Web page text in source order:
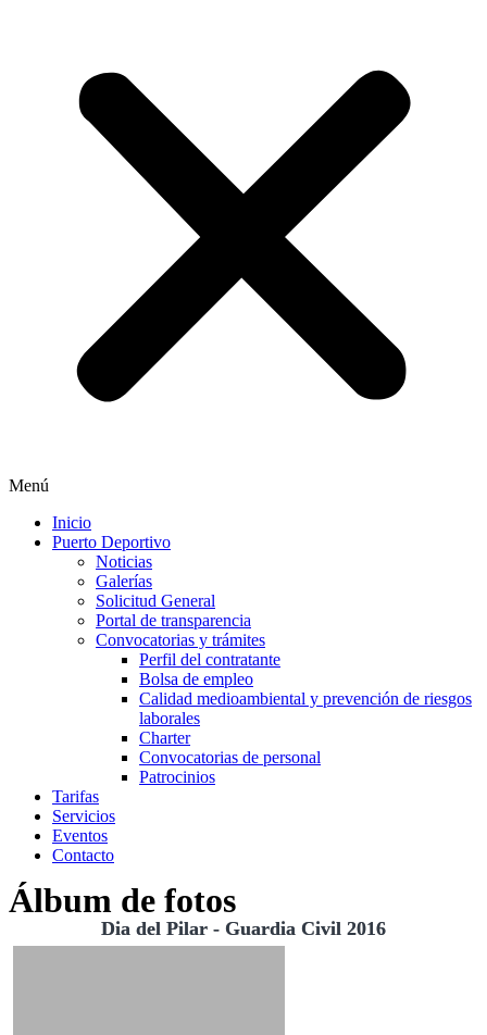
Menú
Inicio
Puerto Deportivo
Noticias
Galerías
Solicitud General
Portal de transparencia
Convocatorias y trámites
Perfil del contratante
Bolsa de empleo
Calidad medioambiental y prevención de riesgos
laborales
Charter
Convocatorias de personal
Patrocinios
Tarifas
Servicios
Eventos
Contacto
Álbum de fotos
Dia del Pilar - Guardia Civil 2016